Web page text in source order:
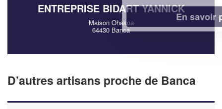
ENTREPRISE BIDART YANNICK
Maison Ohakoa
64430 Banca
D’autres artisans proche de Banca
En savoir plus